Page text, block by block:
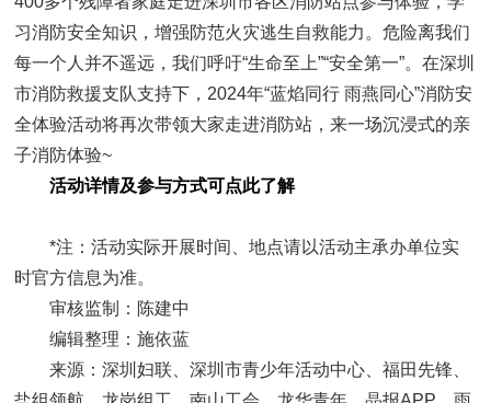
习消防安全知识，增强防范火灾逃生自救能力。危险离我们
每一个人并不遥远，我们呼吁“生命至上”“安全第一”。在深圳
市消防救援支队支持下，2024年“蓝焰同行 雨燕同心”消防安
全体验活动将再次带领大家走进消防站，来一场沉浸式的亲
子消防体验~
活动详情及参与方式可点此了解
*注：活动实际开展时间、地点请以活动主承办单位实
时官方信息为准。
审核监制：陈建中
编辑整理：施依蓝
来源：深圳妇联、深圳市青少年活动中心、福田先锋、